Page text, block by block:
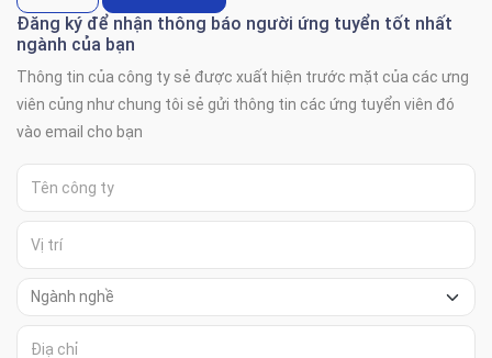
Đăng ký để nhận thông báo người ứng tuyển tốt nhất
ngành của bạn
Thông tin của công ty sẻ được xuất hiện trước mặt của các ưng
viên củng như chung tôi sẻ gửi thông tin các ứng tuyển viên đó
vào email cho bạn